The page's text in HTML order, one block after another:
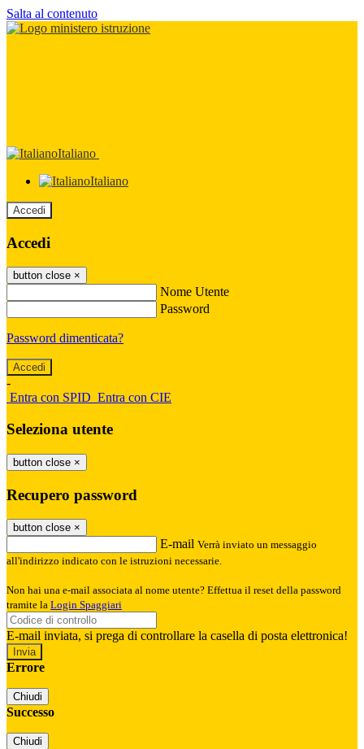
Salta al contenuto
Italiano
Italiano
Accedi
Accedi
button close ×
Nome Utente
Password
Password dimenticata?
-
Entra con SPID Entra con CIE
Seleziona utente
button close ×
Recupero password
button close ×
E-mail Verrà inviato un messaggio
all'indirizzo indicato con le istruzioni necessarie.
Non hai una e-mail associata al nome utente? Effettua il reset della password
tramite la Login Spaggiari
E-mail inviata, si prega di controllare la casella di posta elettronica!
Errore
Chiudi
Successo
Chiudi